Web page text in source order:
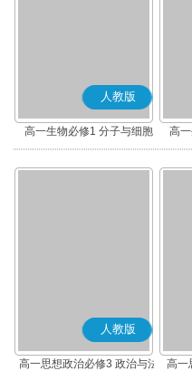
人教版
高一生物必修1 分子与细胞 高
人教版
高一思想政治必修3 政治与法
高一